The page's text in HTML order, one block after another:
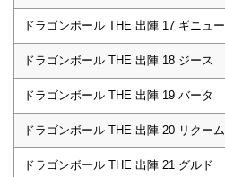
ドラゴンボール THE 出陣 17 ギニュー
ドラゴンボール THE 出陣 18 ジース
ドラゴンボール THE 出陣 19 バータ
ドラゴンボール THE 出陣 20 リクーム
ドラゴンボール THE 出陣 21 グルド